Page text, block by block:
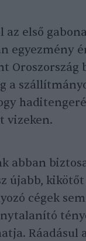
első
egyezmény
Oroszország
a
vizeken.
abban
újabb,
cégek
Ráadásul